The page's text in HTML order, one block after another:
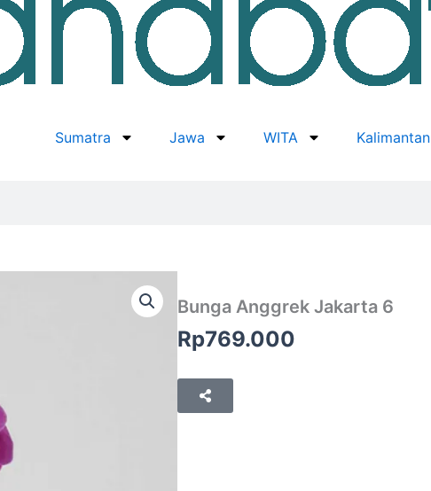
Sumatra Jawa WITA Kalimantan
Bunga Anggrek Jakarta 6
Rp769.000